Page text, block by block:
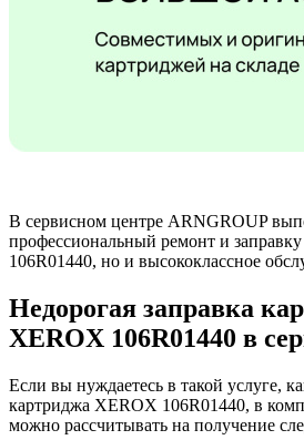
В сервисном центре ARNGROUP
профессиональный ремонт и
106R01440, но и высококлассное
Недорогая заправка
XEROX 106R01440 в
Если вы нуждаетесь в такой услуге,
картриджа XEROX 106R01440, в
можно рассчитывать на получение